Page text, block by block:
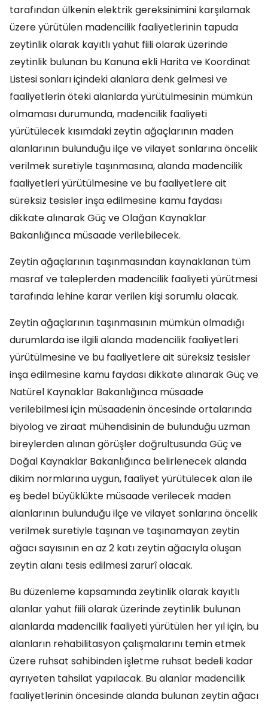
tarafından ülkenin elektrik gereksinimini karşılamak
üzere yürütülen madencilik faaliyetlerinin tapuda
zeytinlik olarak kayıtlı yahut fiili olarak üzerinde
zeytinlik bulunan bu Kanuna ekli Harita ve Koordinat
Listesi sonları içindeki alanlara denk gelmesi ve
faaliyetlerin öteki alanlarda yürütülmesinin mümkün
olmaması durumunda, madencilik faaliyeti
yürütülecek kısımdaki zeytin ağaçlarının maden
alanlarının bulunduğu ilçe ve vilayet sonlarına öncelik
verilmek suretiyle taşınmasına, alanda madencilik
faaliyetleri yürütülmesine ve bu faaliyetlere ait
süreksiz tesisler inşa edilmesine kamu faydası
dikkate alınarak Güç ve Olağan Kaynaklar
Bakanlığınca müsaade verilebilecek.
Zeytin ağaçlarının taşınmasından kaynaklanan tüm
masraf ve taleplerden madencilik faaliyeti yürütmesi
tarafında lehine karar verilen kişi sorumlu olacak.
Zeytin ağaçlarının taşınmasının mümkün olmadığı
durumlarda ise ilgili alanda madencilik faaliyetleri
yürütülmesine ve bu faaliyetlere ait süreksiz tesisler
inşa edilmesine kamu faydası dikkate alınarak Güç ve
Natürel Kaynaklar Bakanlığınca müsaade
verilebilmesi için müsaadenin öncesinde ortalarında
biyolog ve ziraat mühendisinin de bulunduğu uzman
bireylerden alınan görüşler doğrultusunda Güç ve
Doğal Kaynaklar Bakanlığınca belirlenecek alanda
dikim normlarına uygun, faaliyet yürütülecek alan ile
eş bedel büyüklükte müsaade verilecek maden
alanlarının bulunduğu ilçe ve vilayet sonlarına öncelik
verilmek suretiyle taşınan ve taşınamayan zeytin
ağacı sayısının en az 2 katı zeytin ağacıyla oluşan
zeytin alanı tesis edilmesi zarurî olacak.
Bu düzenleme kapsamında zeytinlik olarak kayıtlı
alanlar yahut fiili olarak üzerinde zeytinlik bulunan
alanlarda madencilik faaliyeti yürütülen her yıl için, bu
alanların rehabilitasyon çalışmalarını temin etmek
üzere ruhsat sahibinden işletme ruhsat bedeli kadar
ayrıyeten tahsilat yapılacak. Bu alanlar madencilik
faaliyetlerinin öncesinde alanda bulunan zeytin ağacı